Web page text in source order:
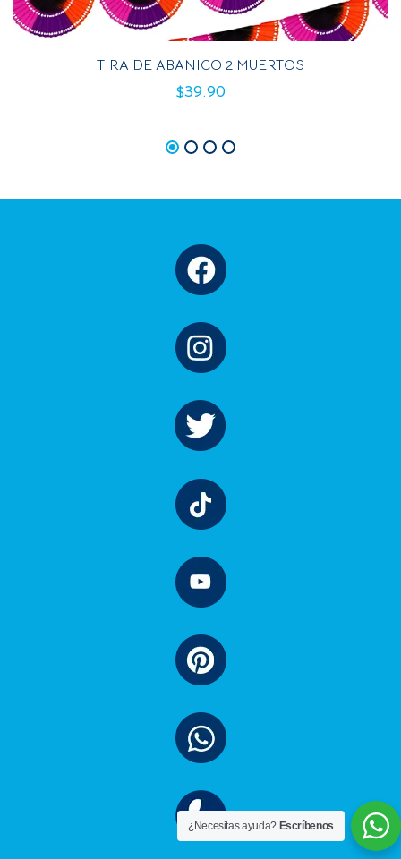
TIRA DE ABANICO 2 MUERTOS
$39.90
¿Necesitas ayuda?Escríbenos